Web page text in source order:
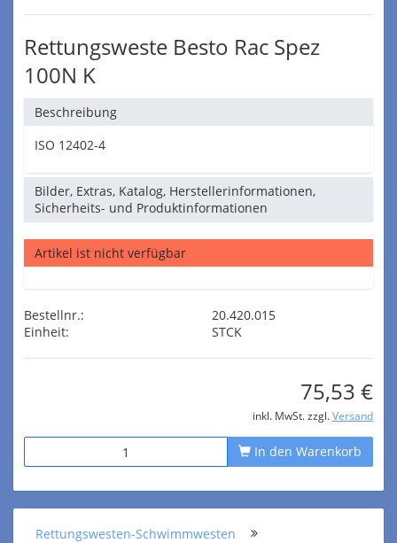
Rettungsweste Besto Rac Spez
100N K
Beschreibung
ISO 12402-4
Bilder, Extras, Katalog, Herstellerinformationen,
Sicherheits- und Produktinformationen
Artikel ist nicht verfügbar
Bestellnr.:
20.420.015
Einheit:
STCK
75,53 €
inkl. MwSt. zzgl. Versand
In den Warenkorb
Rettungswesten-Schwimmwesten